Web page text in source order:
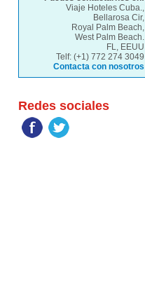
Viaje Hoteles Cuba.,
Bellarosa Cir,
Royal Palm Beach,
West Palm Beach.
FL, EEUU
Telf: (+1) 772 274 3049
Contacta con nosotros
Redes sociales